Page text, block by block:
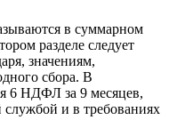
в суммарном
разделе следует
значениям,
сбора. В
6 НДФЛ за 9 месяцев,
службой и в требованиях